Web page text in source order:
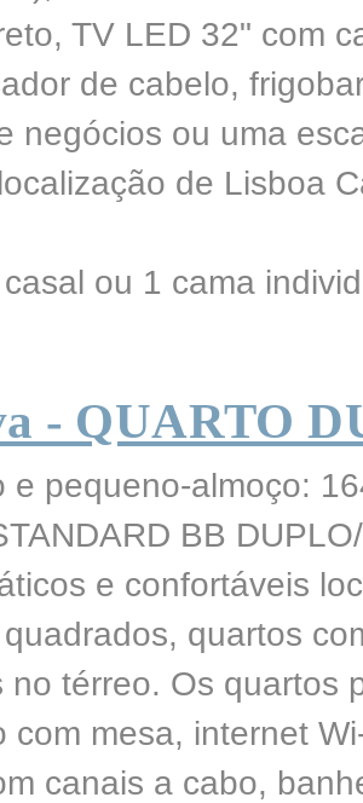
TV LED 32" com
de cabelo,
negócios ou uma
de Lisboa
ou 1 cama
- QUARTO
e pequeno-almoço:
BB
e confortáveis
quartos
no térreo. Os quartos
com mesa, internet
canais a cabo,